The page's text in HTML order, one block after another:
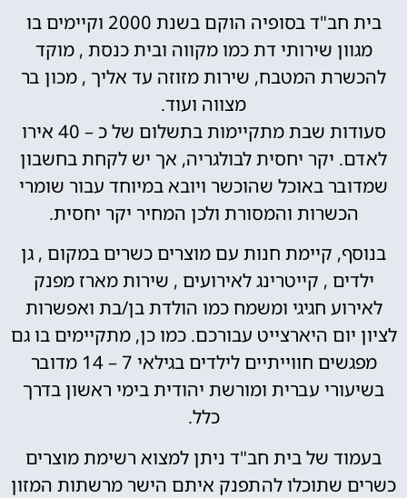
בית חב"ד בסופיה הוקם בשנת 2000 וקיימים בו
שירותי דת כמו מקווה ובית כנסת , מוקד
המטבח, שירות מזוזה עד אליך , מכון בר
מצווה ועוד.
סעודות שבת מתקיימות בתשלום של כ – 40 אירו
יקר יחסית לבולגריה, אך יש לקחת בחשבון
באוכל שהוכשר ויובא במיוחד עבור שומרי
והמסורת ולכן המחיר יקר יחסית.
קיימת חנות עם מוצרים כשרים במקום , גן
, קייטרינג לאירועים , שירות מארז מפנק
חגיגי ומשמח כמו הולדת בן/בת ואפשרות
היארצייט עבורכם. כמו כן, מתקיימים בו גם
מפגשים חווייתיים לילדים בגילאי 7 – 14 מדובר
עברית ומורשת יהודית בימי ראשון בדרך
של בית חב"ד ניתן למצוא רשימת מוצרים
שתוכלו להתפנק איתם הישר מרשתות המזון